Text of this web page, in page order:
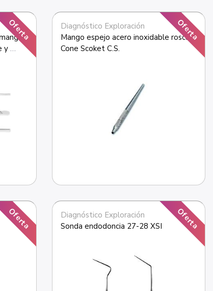
Oferta
y
Oferta
Diagnóstico Exploración
Mango espejo acero inoxidable rosca
Cone Scoket C.S.
Oferta Oferta
Diagnóstico Exploración
Sonda endodoncia 27-28 XSI